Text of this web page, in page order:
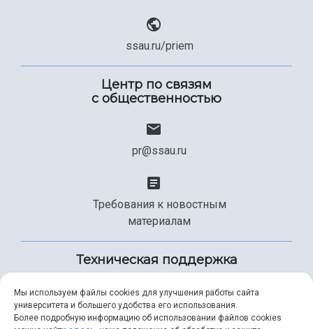
ssau.ru/priem
Центр по связям
с общественностью
pr@ssau.ru
Требования к новостным
материалам
Техническая поддержка
+7 (846) 267-49-99
Мы используем файлы cookies для улучшения работы сайта
университета и большего удобства его использования.
Более подробную информацию об использовании файлов cookies